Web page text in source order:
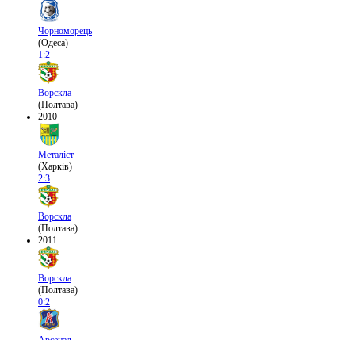
Чорноморець
(Одеса)
1:2
Ворскла
(Полтава)
2010
Металіст
(Харків)
2:3
Ворскла
(Полтава)
2011
Ворскла
(Полтава)
0:2